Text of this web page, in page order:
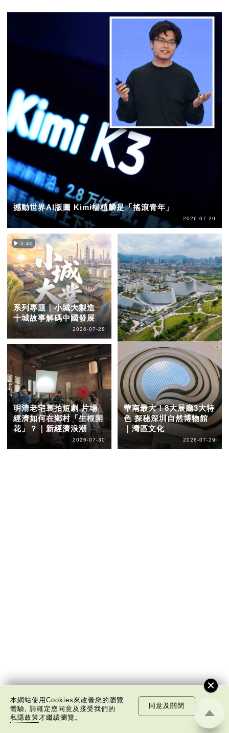
撼動世界AI版圖 Kimi楊植麟是「搖滾青年」
2026-07-29
3:49
系列專題｜小城大製造
十城故事解碼中國發展
2026-07-28
明清老宅裏拍短劇 片場
經濟如何在鄉村「生根開
花」？｜新經濟浪潮
2026-07-30
華南最大！8大展廳3大特
色 探秘深圳自然博物館
｜灣區文化
2026-07-29
每周主題
本網站使用Cookies來改善您的瀏覽
體驗, 請確定您同意及接受我們的
私隱政策才繼續瀏覽。
同意及關閉